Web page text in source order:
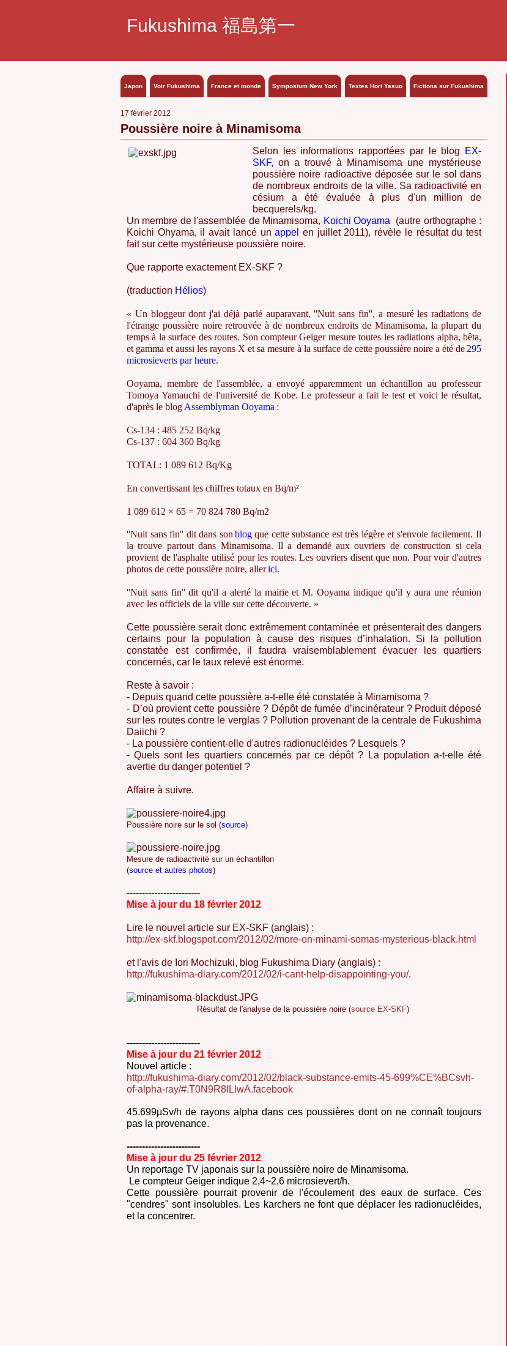
Fukushima 福島第一
Japon Voir Fukushima France et monde Symposium New York Textes Hori Yasuo Fictions sur Fukushima
17 février 2012
Poussière noire à Minamisoma
Selon les informations rapportées par le blog
EX-
SKF, on a trouvé à Minamisoma une mystérieuse
poussière noire radioactive déposée sur le sol dans
de nombreux endroits de la ville. Sa radioactivité en
césium a été évaluée à plus d'un million de
becquerels/kg.
Un membre de l'assemblée de Minamisoma, Koichi Ooyama
(autre orthographe :
Koichi Ohyama, il avait lancé un appel en juillet 2011), révèle le résultat du test
fait sur cette mystérieuse poussière noire.
Que rapporte exactement EX-SKF ?
(traduction Hélios)
« Un bloggeur dont j'ai déjà parlé auparavant, ''Nuit sans fin'', a mesuré les radiations de
l'étrange poussière noire retrouvée à de nombreux endroits de Minamisoma, la plupart du
temps à la surface des routes. Son compteur Geiger mesure toutes les radiations alpha, bêta,
et gamma et aussi les rayons X et sa mesure à la surface de cette poussière noire a été de 295
microsieverts par heure.
Ooyama, membre de l'assemblée, a envoyé apparemment un échantillon au professeur
Tomoya Yamauchi de l'université de Kobe. Le professeur a fait le test et voici le résultat,
d'après le blog Assemblyman Ooyama :
Cs-134 : 485 252 Bq/kg
Cs-137 : 604 360 Bq/kg
TOTAL: 1 089 612 Bq/Kg
En convertissant les chiffres totaux en Bq/m²
1 089 612 × 65 = 70 824 780 Bq/m2
''Nuit sans fin'' dit dans son blog que cette substance est très légère et s'envole facilement. Il
la trouve partout dans Minamisoma. Il a demandé aux ouvriers de construction si cela
provient de l'asphalte utilisé pour les routes. Les ouvriers disent que non. Pour voir d'autres
photos de cette poussière noire, allerici.
''Nuit sans fin'' dit qu'il a alerté la mairie et M. Ooyama indique qu'il y aura une réunion
avec les officiels de la ville sur cette découverte. »
Cette poussière serait donc extrêmement contaminée et présenterait des dangers
certains pour la population à cause des risques d’inhalation. Si la pollution
constatée est confirmée, il faudra vraisemblablement évacuer les quartiers
concernés, car le taux relevé est énorme.
Reste à savoir :
- Depuis quand cette poussière a-t-elle été constatée à Minamisoma ?
- D’où provient cette poussière ? Dépôt de fumée d’incinérateur ? Produit déposé
sur les routes contre le verglas ? Pollution provenant de la centrale de Fukushima
Daiichi ?
- La poussière contient-elle d'autres radionucléides ? Lesquels ?
- Quels sont les quartiers concernés par ce dépôt ? La population a-t-elle été
avertie du danger potentiel ?
Affaire à suivre.
Poussière noire sur le sol (source)
Mesure de radioactivité sur un échantillon
(source et autres photos)
------------------------
Mise à jour du 18 février 2012
Lire le nouvel article sur EX-SKF (anglais) :
http://ex-skf.blogspot.com/2012/02/more-on-minami-somas-mysterious-black.html
et l'avis de Iori Mochizuki, blog Fukushima Diary (anglais) :
http://fukushima-diary.com/2012/02/i-cant-help-disappointing-you/.
Résultat de l'analyse de la poussière noire (source EX-SKF)
------------------------
Mise à jour du 21 février 2012
Nouvel article :
http://fukushima-diary.com/2012/02/black-substance-emits-45-699%CE%BCsvh-
of-alpha-ray/#.T0N9R8lLlwA.facebook
45.699μSv/h de rayons alpha dans ces poussières dont on ne connaît toujours
pas la provenance.
------------------------
Mise à jour du 25 février 2012
Un reportage TV japonais sur la poussière noire de Minamisoma.
Le compteur Geiger indique 2,4~2,6 microsievert/h.
Cette poussière pourrait provenir de l'écoulement des eaux de surface. Ces
"cendres" sont insolubles. Les karchers ne font que déplacer les radionucléides,
et la concentrer.